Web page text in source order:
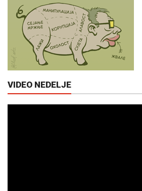
VIDEO NEDELJE